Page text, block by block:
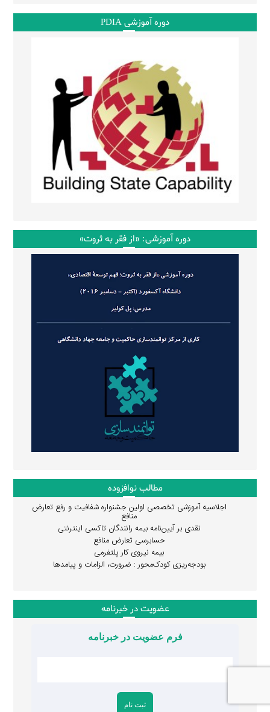
دوره آموزشی PDIA
دوره آموزشی: «از فقر به ثروت»
مطالب نوافزوده
اجلاسیه آموزشی تخصصی اولین جشنواره شفافیت و رفع تعارض
منافع
نقدی بر آیین‌نامه بیمه رانندگان تاکسی اینترنتی
حسابرسی تعارض منافع
بیمه نیروی کار پلتفرمی
بودجه‌ریزی کودک‌محور : ضرورت، الزامات و پیامدها
عضویت در خبرنامه
فرم عضویت در خبرنامه